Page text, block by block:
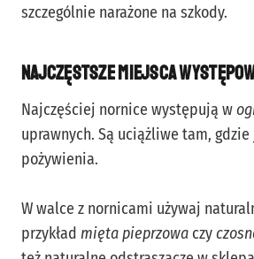
szczególnie narażone na szkody.
Najczęstsze miejsca
Najczęściej nornice występują w
uprawnych. Są uciążliwe tam,
pożywienia.
W walce z nornicami używaj
przykład mięta pieprzowa czy